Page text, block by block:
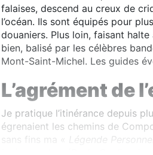
falaises, descend au creux de
l’océan. Ils sont équipés pour
douaniers. Plus loin, faisant
bien, balisé par les célèbres
Mont-Saint-Michel. Les guides
L’agrément de
Je pratique l’itinérance depuis
égrenaient les chemins de
sans fins ma « Légende